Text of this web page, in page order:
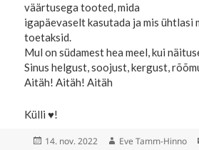
väärtusega tooted, mida
igapäevaselt kasutada ja mis ühtlasi
toetaksid.
Mul on südamest hea meel, kui
Sinus helgust, soojust, kergust,
Aitäh! Aitäh! Aitäh
Külli ♥!
Postitatud
14. nov. 2022 Autor
Eve Tamm-Hinno